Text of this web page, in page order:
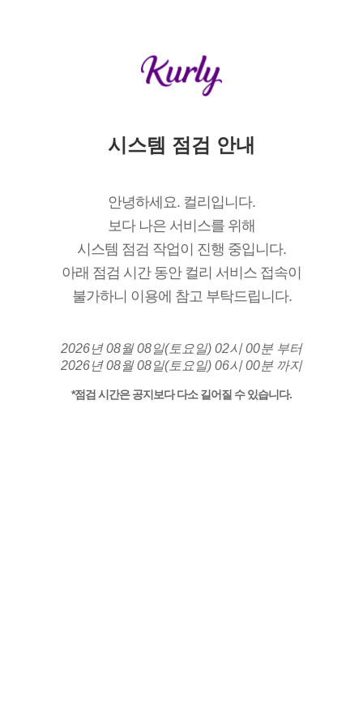
시스템 점검 안내
안녕하세요. 컬리입니다.
보다 나은 서비스를 위해
시스템 점검 작업이 진행 중입니다.
아래 점검 시간 동안 컬리 서비스 접속이
불가하니 이용에 참고 부탁드립니다.
2026년 08월 08일(토요일) 02시 00분 부터
2026년 08월 08일(토요일) 06시 00분 까지
*점검 시간은 공지보다 다소 길어질 수 있습니다.